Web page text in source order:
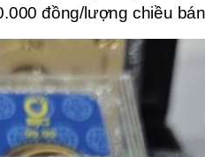
đồng/lượng chiều